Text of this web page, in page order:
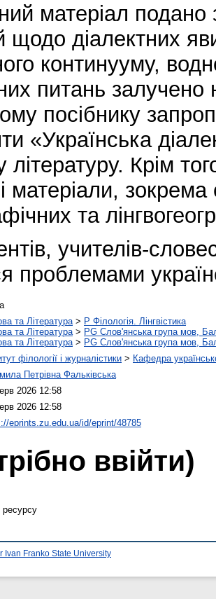
матеріал подано
щодо діалектних
континууму,
питань залучено
посібнику
«Українська
літературу. Крім
матеріали,
та
учителів-
проблемами
та Література> P Філологія. Лінгвістика
та Література> PG Слов'янська група мов,
та Література> PG Слов'янська група мов,
філології і журналістики > Кафедра
Петрівна Фальківська
2026 12:58
2026 12:58
eprints.zu.edu.ua/id/eprint/48785
ввійти)
Ivan Franko State University